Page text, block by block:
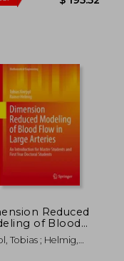
40%
dcto.
Reduced
of Blood
in Large
An
Tobias ; Helmig,